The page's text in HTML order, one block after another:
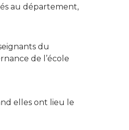
au département,
du
de l’école
elles ont lieu le